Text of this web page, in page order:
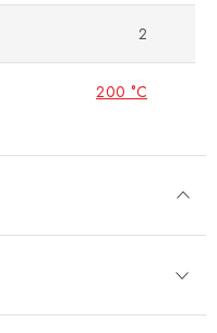
2
200 °C